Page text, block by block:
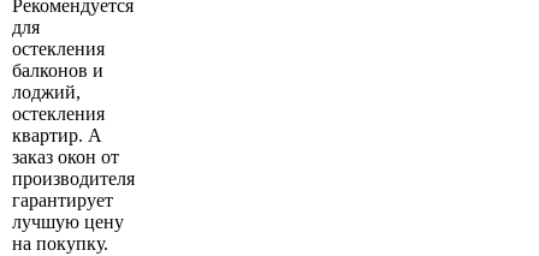
Рекомендуется
для
остекления
балконов и
лоджий,
остекления
квартир. А
заказ окон от
производителя
гарантирует
лучшую цену
на покупку.